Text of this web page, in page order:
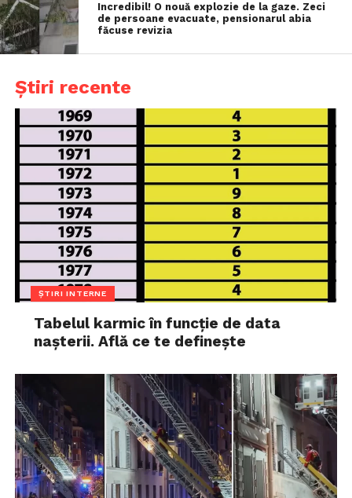
Incredibil! O nouă explozie de la gaze. Zeci
de persoane evacuate, pensionarul abia
făcuse revizia
Știri recente
ȘTIRI INTERNE
Tabelul karmic în funcție de data
nașterii. Află ce te definește